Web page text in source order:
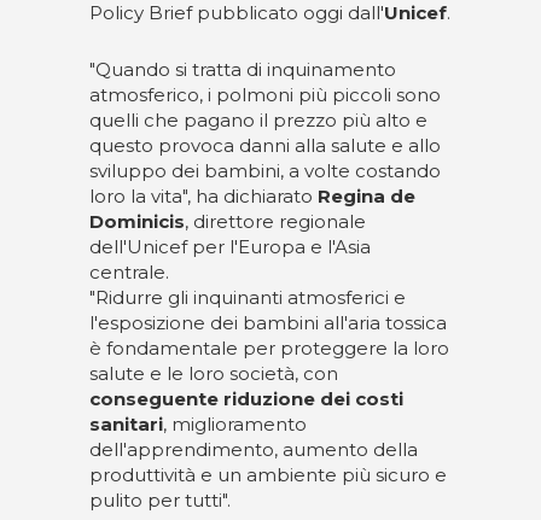
Policy Brief pubblicato oggi dall'Unicef.
"Quando si tratta di inquinamento
atmosferico, i polmoni più piccoli sono
quelli che pagano il prezzo più alto e
questo provoca danni alla salute e allo
sviluppo dei bambini, a volte costando
loro la vita", ha dichiarato Regina de
Dominicis, direttore regionale
dell'Unicef per l'Europa e l'Asia
centrale.
"Ridurre gli inquinanti atmosferici e
l'esposizione dei bambini all'aria tossica
è fondamentale per proteggere la loro
salute e le loro società, con
conseguente riduzione dei costi
sanitari, miglioramento
dell'apprendimento, aumento della
produttività e un ambiente più sicuro e
pulito per tutti".